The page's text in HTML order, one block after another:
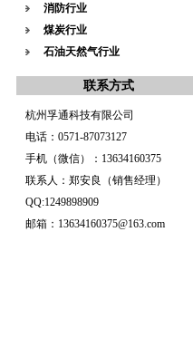
消防行业
煤炭行业
石油天然气行业
联系方式
杭州孚通科技有限公司
电话：0571-87073127
手机（微信）：13634160375
联系人：郑安良（销售经理）
QQ:1249898909
邮箱：13634160375@163.com